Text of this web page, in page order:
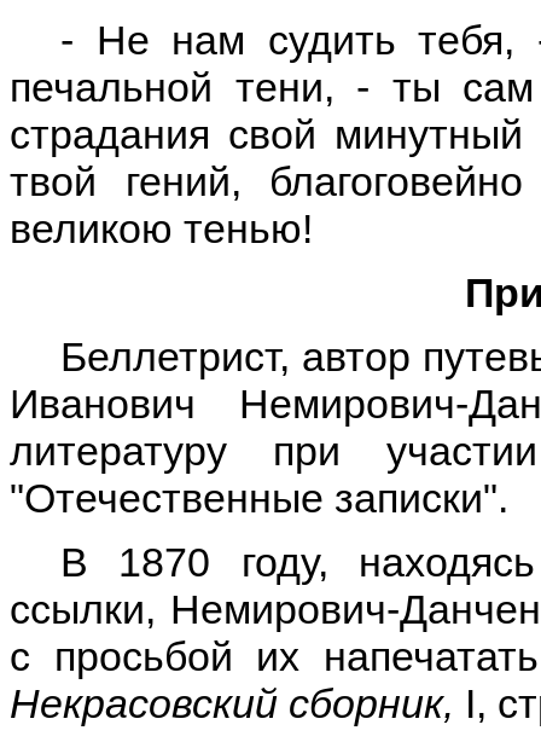
- Не нам судить тебя,
печальной тени, - ты
страдания свой
твой гений,
великою тенью!
Беллетрист, автор
Иванович Немирович-
литературу при
"Отечественные записки".
В 1870 году,
ссылки, Немирович-
с просьбой их
Некрасовский сборник, I,